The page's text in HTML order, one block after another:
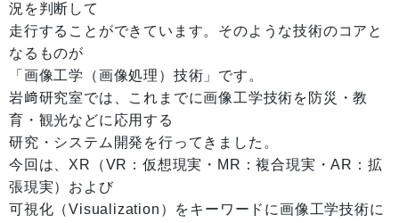
況を判断して
走行することができています。そのような技術のコアと
なるものが
「画像工学（画像処理）技術」です。
岩﨑研究室では、これまでに画像工学技術を防災・教
育・観光などに応用する
研究・システム開発を行ってきました。
今回は、XR（VR：仮想現実・MR：複合現実・AR：拡
張現実）および
可視化（Visualization）をキーワードに画像工学技術に